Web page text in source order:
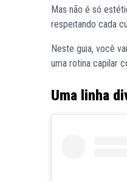
Mas não é só
respeitando cada
Neste guia, você
uma rotina capilar
Uma linha